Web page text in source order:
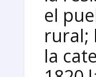
el
rural;
la